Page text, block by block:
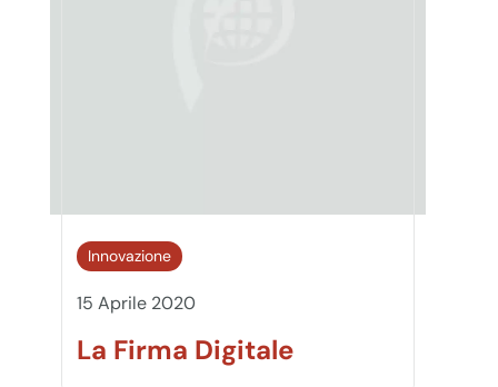
Innovazione
15 Aprile 2020
La Firma Digitale